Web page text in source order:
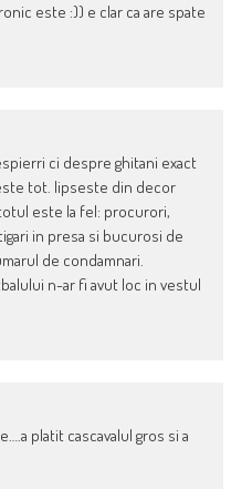
este :)) e clar ca are spate
ci despre ghitani exact
tot. lipseste din decor
este la fel: procurori,
in presa si bucurosi de
de condamnari.
n-ar fi avut loc in vestul
platit cascavalul gros si a